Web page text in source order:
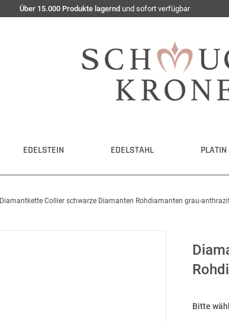
Über 15.000 Produkte lagernd und sofort verfügbar
EDELSTEIN EDELSTAHL PLATIN
Diamantkette Collier schwarze Diamanten Rohdiamanten grau-
Bitte